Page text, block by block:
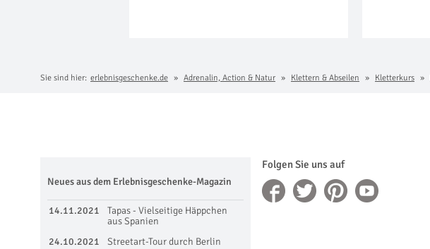
Sie sind hier: erlebnisgeschenke.de Adrenalin, Action & Natur Klettern & Abseilen Kletterkurs
Folgen Sie uns auf
Neues aus dem Erlebnisgeschenke-Magazin
14.11.2021
Tapas - Vielseitige Häppchen
aus Spanien
24.10.2021
Streetart-Tour durch Berlin